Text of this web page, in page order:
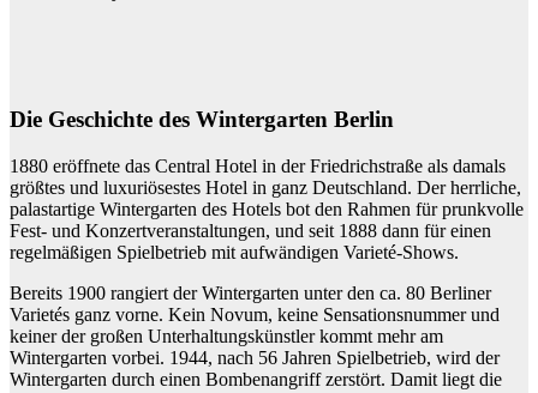
Die Geschichte des Wintergarten Berlin
1880 eröffnete das Central Hotel in der Friedrichstraße als damals
größtes und luxuriösestes Hotel in ganz Deutschland. Der herrliche,
palastartige Wintergarten des Hotels bot den Rahmen für prunkvolle
Fest- und Konzertveranstaltungen, und seit 1888 dann für einen
regelmäßigen Spielbetrieb mit aufwändigen Varieté-Shows.
Bereits 1900 rangiert der Wintergarten unter den ca. 80 Berliner
Varietés ganz vorne. Kein Novum, keine Sensationsnummer und
keiner der großen Unterhaltungskünstler kommt mehr am
Wintergarten vorbei. 1944, nach 56 Jahren Spielbetrieb, wird der
Wintergarten durch einen Bombenangriff zerstört. Damit liegt die